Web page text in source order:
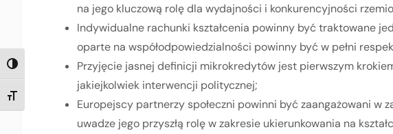
TOGGLE HIGH CONTRAST
TOGGLE FONT SIZE
na jego kluczową rolę dla wydajności i konkurencyjności
Indywidualne rachunki kształcenia powinny być traktowane
oparte na współodpowiedzialności powinny być w pełni
Przyjęcie jasnej definicji mikrokredytów jest pierwszym
jakiejkolwiek interwencji politycznej;
Europejscy partnerzy społeczni powinni być zaangażowani w
uwadze jego przyszłą rolę w zakresie ukierunkowania na